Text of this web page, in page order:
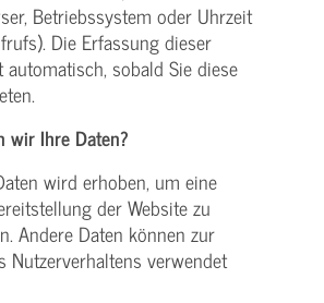
Betriebssystem oder Uhrzeit
Die Erfassung dieser
automatisch, sobald Sie diese
wir Ihre Daten?
wird erhoben, um eine
der Website zu
Andere Daten können zur
Nutzerverhaltens verwendet